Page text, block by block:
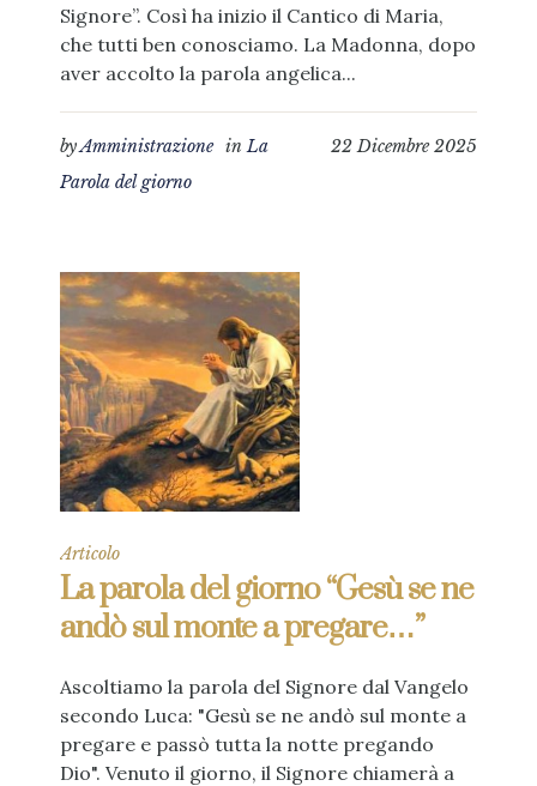
Signore”. Così ha inizio il Cantico di Maria,
che tutti ben conosciamo. La Madonna, dopo
aver accolto la parola angelica...
22 Dicembre 2025
byAmministrazione inLa
Parola del giorno
Articolo
La parola del giorno “Gesù se ne
andò sul monte a pregare…”
Ascoltiamo la parola del Signore dal Vangelo
secondo Luca: "Gesù se ne andò sul monte a
pregare e passò tutta la notte pregando
Dio". Venuto il giorno, il Signore chiamerà a